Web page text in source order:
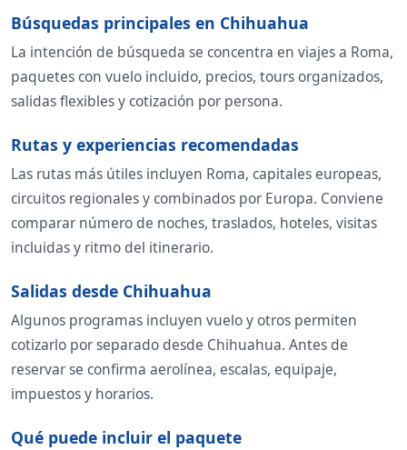
Búsquedas principales en Chihuahua
La intención de búsqueda se concentra en viajes a Roma,
paquetes con vuelo incluido, precios, tours organizados,
salidas flexibles y cotización por persona.
Rutas y experiencias recomendadas
Las rutas más útiles incluyen Roma, capitales europeas,
circuitos regionales y combinados por Europa. Conviene
comparar número de noches, traslados, hoteles, visitas
incluidas y ritmo del itinerario.
Salidas desde Chihuahua
Algunos programas incluyen vuelo y otros permiten
cotizarlo por separado desde Chihuahua. Antes de
reservar se confirma aerolínea, escalas, equipaje,
impuestos y horarios.
Qué puede incluir el paquete